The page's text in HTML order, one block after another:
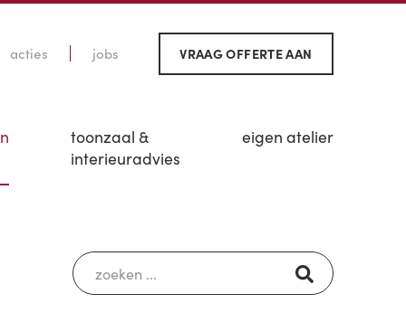
acties jobs VRAAG OFFERTE AAN
toonzaal &
interieuradvies
eigen atelier